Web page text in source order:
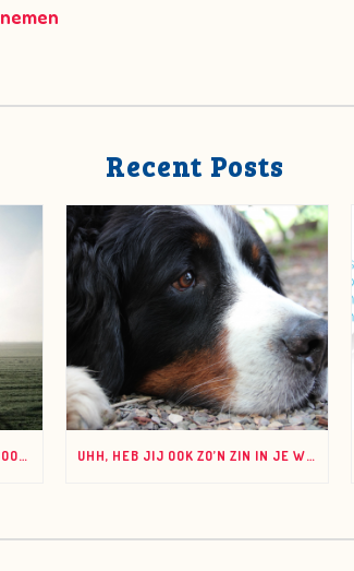
Recent Posts
MET VOLLE KRACHT VOORUIT! BOOST JE VEERKRACHT EN ONDERNEMERSCHAP! UHH, HEB JIJ OOK ZO’N ZIN IN JE WERK?